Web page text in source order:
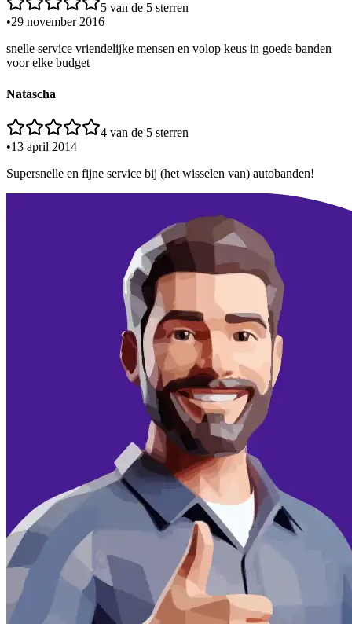
5 van de 5 sterren
•29 november 2016
snelle service vriendelijke mensen en volop keus in goede banden
voor elke budget
Natascha
4 van de 5 sterren
•13 april 2014
Supersnelle en fijne service bij (het wisselen van) autobanden!